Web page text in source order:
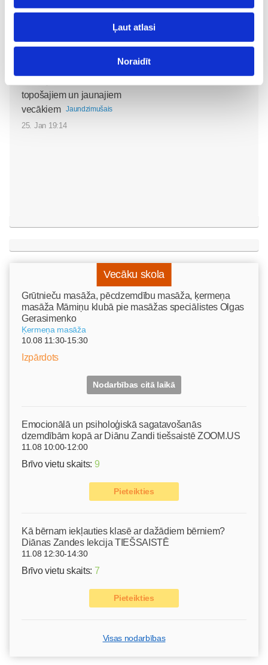
Ļaut atlasi
Noraidīt
Fizioterapeita konsultācija
topošajiem un jaunajiem
vecākiem
Jaundzimušais
25. Jan 19:14
Vecāku skola
Grūtnieču masāža, pēcdzemdību masāža, ķermeņa
masāža Māmiņu klubā pie masāžas speciālistes Olgas
Gerasimenko
Ķermeņa masāža
10.08 11:30-15:30
Izpārdots
Nodarbības citā laikā
Emocionālā un psiholoģiskā sagatavošanās
dzemdībām kopā ar Diānu Zandi tiešsaistē ZOOM.US
11.08 10:00-12:00
Brīvo vietu skaits: 9
Pieteikties
Kā bērnam iekļauties klasē ar dažādiem bērniem?
Diānas Zandes lekcija TIEŠSAISTĒ
11.08 12:30-14:30
Brīvo vietu skaits: 7
Pieteikties
Visas nodarbības